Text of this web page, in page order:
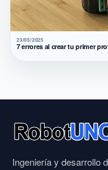
23/05/2025
7 errores al crear tu primer
Ingeniería y desarrollo